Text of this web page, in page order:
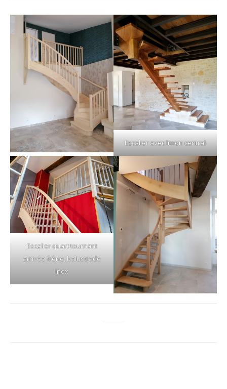
Escalier avec limon central
Escalier quart tournant
arrivée frêne, balustrade
inox